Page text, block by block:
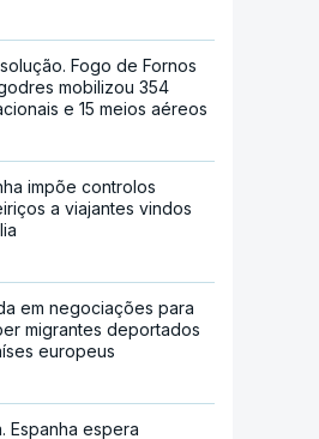
Fogo de Fornos
mobilizou 354
e 15 meios aéreos
impõe controlos
a viajantes vindos
em negociações para
migrantes deportados
europeus
Espanha espera